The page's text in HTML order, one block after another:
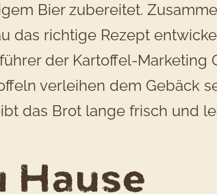
Bier zubereitet.
das richtige Rezept
der Kartoffel-Marketing
verleihen dem Gebäck
das Brot lange frisch und
Hause